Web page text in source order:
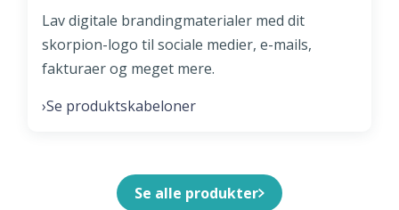
Lav digitale brandingmaterialer med dit
skorpion-logo til sociale medier, e-mails,
fakturaer og meget mere.
›Se produktskabeloner
Se alle produkter